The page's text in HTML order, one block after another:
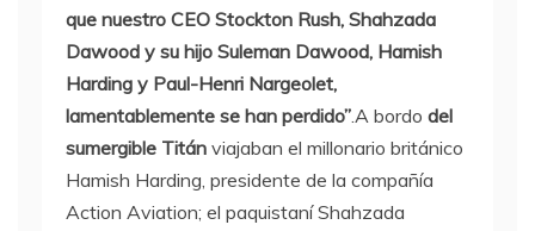
que nuestro CEO Stockton Rush, Shahzada
Dawood y su hijo Suleman Dawood, Hamish
Harding y Paul-Henri Nargeolet,
lamentablemente se han perdido”.A bordo del
sumergible Titán viajaban el millonario británico
Hamish Harding, presidente de la compañía
Action Aviation; el paquistaní Shahzada